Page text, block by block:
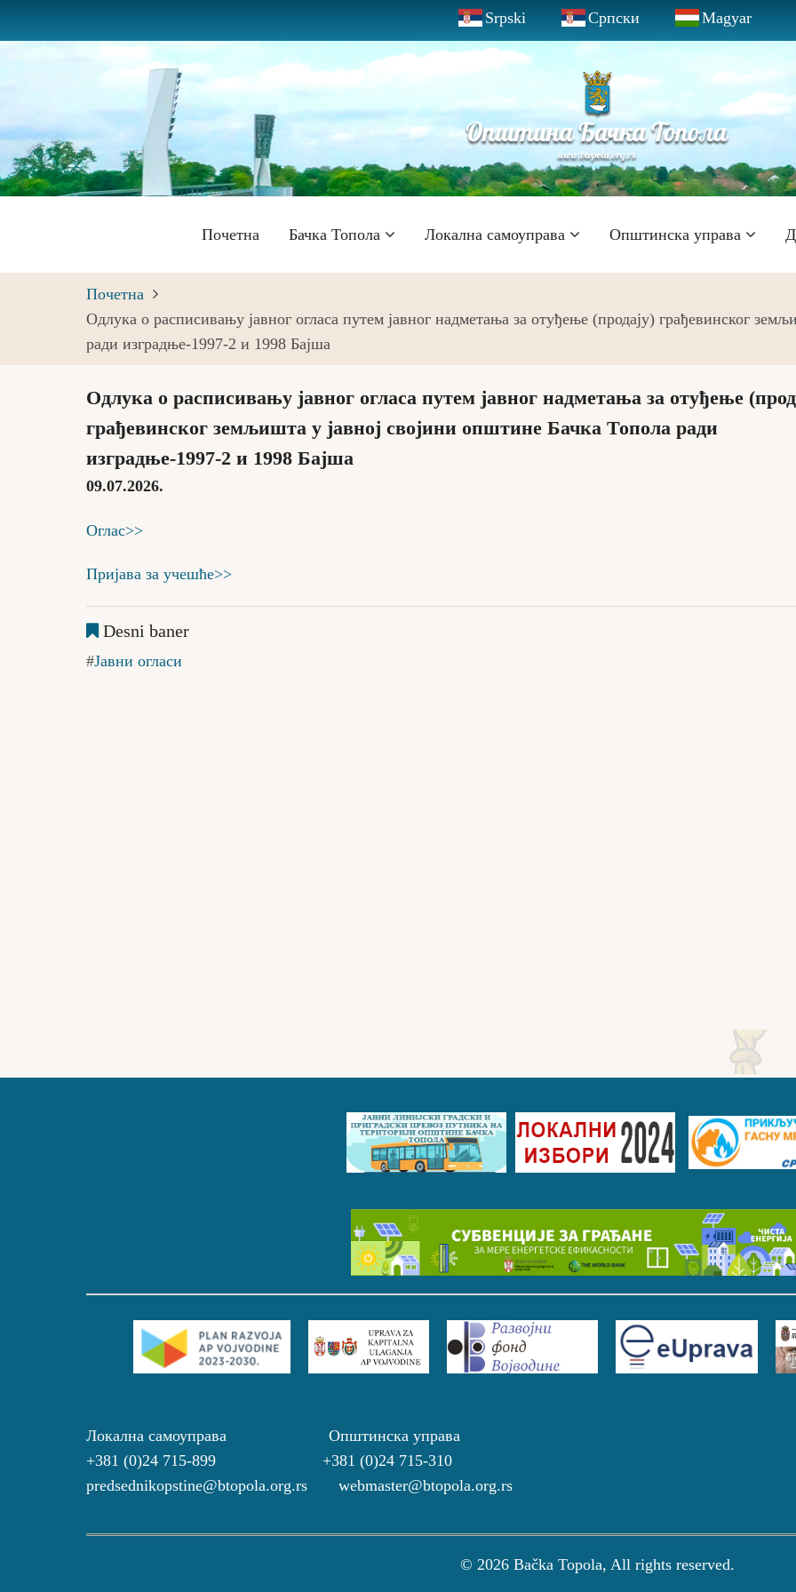
to
main
content
Srpski Српски Magyar
Главна
навигација
Почетна Бачка Топола Локална самоуправа Општинска управа
Почетна
Одлука о расписивању јавног огласа путем јавног надметања за отуђење (продају) грађевинског
ради изградње-1997-2 и 1998 Бајша
Одлука о расписивању јавног огласа путем јавног надметања за отуђење
грађевинског земљишта у јавној својини општине Бачка Топола ради
изградње-1997-2 и 1998 Бајша
09.07.2026.
Оглас>>
Пријава за учешће>>
Desni baner
Јавни огласи
Локална самоуправа Општинска управа
+381 (0)24 715-899 +381 (0)24 715-310
predsednikopstine@btopola.org.rs webmaster@btopola.org.rs
© 2026 Bačka Topola, All rights reserved.